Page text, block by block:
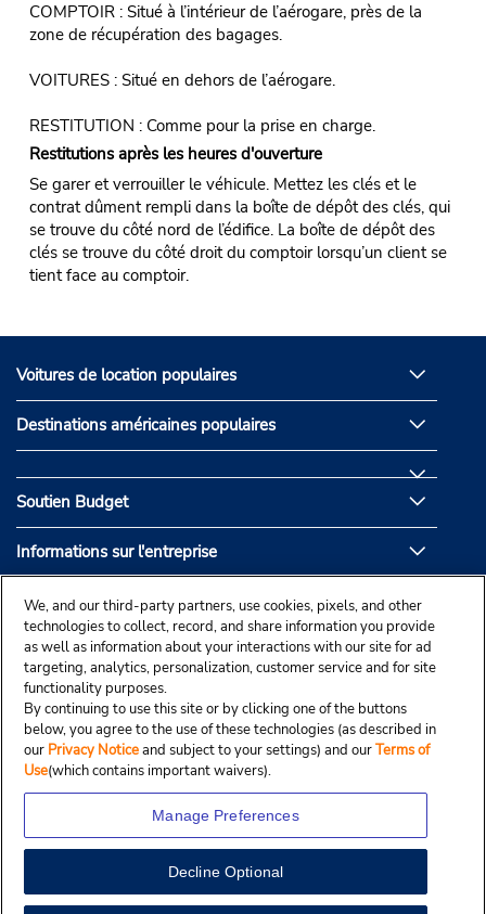
COMPTOIR : Situé à l’intérieur de l’aérogare, près de la
zone de récupération des bagages.
VOITURES : Situé en dehors de l’aérogare.
RESTITUTION : Comme pour la prise en charge.
Restitutions après les heures d'ouverture
Se garer et verrouiller le véhicule. Mettez les clés et le
contrat dûment rempli dans la boîte de dépôt des clés, qui
se trouve du côté nord de l’édifice. La boîte de dépôt des
clés se trouve du côté droit du comptoir lorsqu’un client se
tient face au comptoir.
Voitures de location populaires
Destinations américaines populaires
Soutien Budget
Informations sur l'entreprise
Partenaires de Budget
© Droit d’auteur, Budgetcar, Inc., 2025.
We, and our third-party partners, use cookies, pixels, and other
technologies to collect, record, and share information you provide
as well as information about your interactions with our site for ad
targeting, analytics, personalization, customer service and for site
functionality purposes.
By continuing to use this site or by clicking one of the buttons
below, you agree to the use of these technologies (as described in
our Privacy Noticeand subject to your settings) and ourTerms of
Use(which contains important waivers).
Manage Preferences
Decline Optional